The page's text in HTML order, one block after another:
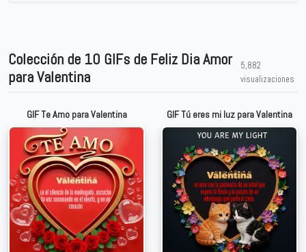
Colección de 10 GIFs de Feliz Dia Amor
para Valentina
5,882
visualizaciones
GIF Te Amo para Valentina GIF Tú eres mi luz para Valentina